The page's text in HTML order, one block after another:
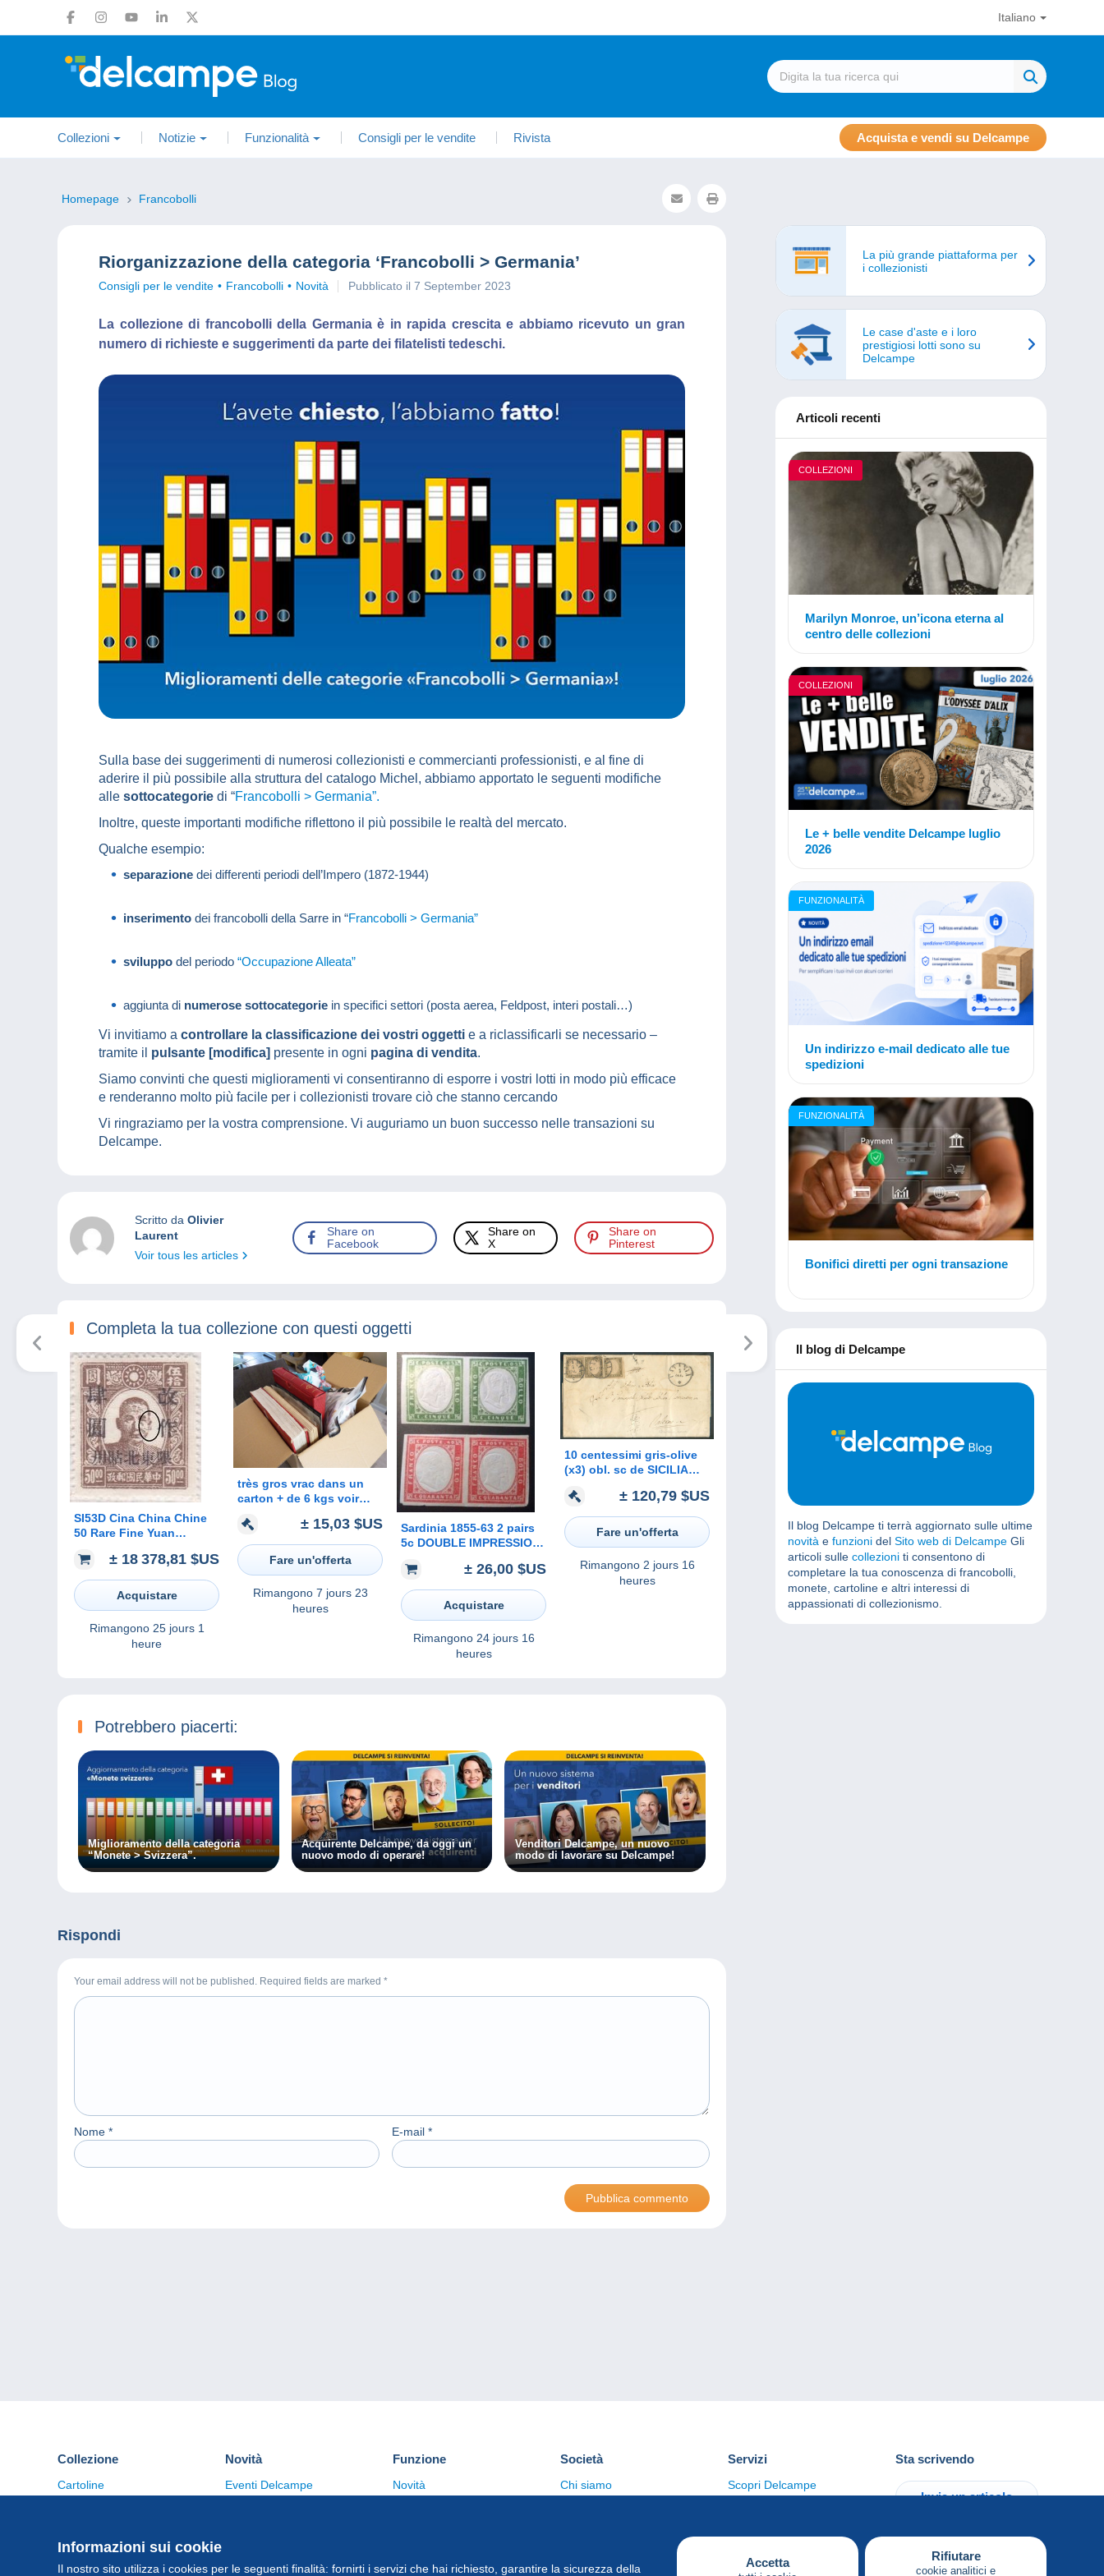
Italiano
Collezioni Notizie Funzionalità Consigli per le vendite Rivista Acquista e vendi su Delcampe
Homepage Francobolli
Riorganizzazione della categoria ‘Francobolli > Germania’
Consigli per le vendite Francobolli Novità Pubblicato il 7 September 2023
La collezione di francobolli della Germania è in rapida crescita e abbiamo ricevuto un gran
numero di richieste e suggerimenti da parte dei filatelisti tedeschi.
Sulla base dei suggerimenti di numerosi collezionisti e commercianti professionisti, e al fine di
aderire il più possibile alla struttura del catalogo Michel, abbiamo apportato le seguenti modifiche
alle sottocategorie di “Francobolli > Germania”.
Inoltre, queste importanti modifiche riflettono il più possibile le realtà del mercato.
Qualche esempio:
separazione dei differenti periodi dell’Impero (1872-1944)
inserimento dei francobolli della Sarre in “Francobolli > Germania”
sviluppo del periodo “Occupazione Alleata”
aggiunta di numerose sottocategorie in specifici settori (posta aerea, Feldpost, interi postali…)
Vi invitiamo a controllare la classificazione dei vostri oggetti e a riclassificarli se necessario –
tramite il pulsante [modifica] presente in ogni pagina di vendita.
Siamo convinti che questi miglioramenti vi consentiranno di esporre i vostri lotti in modo più efficace
e renderanno molto più facile per i collezionisti trovare ciò che stanno cercando
Vi ringraziamo per la vostra comprensione. Vi auguriamo un buon successo nelle transazioni su
Delcampe.
Scritto da Olivier
Laurent
Voir tous les articles
Share on
Facebook
Share on
X
Share on
Pinterest
Completa la tua collezione con questi oggetti
SI53D Cina China Chine
50 Rare Fine Yuan
NO gum± 18 378,81 $US
Acquistare
Rimangono 25 jours 1
heure
très gros vrac dans un
carton + de 6 kgs voir
± 15,03 $US
Fare un'offerta
Rimangono 7 jours 23
heures
Sardinia 1855-63 2 pairs
5c DOUBLE IMPRESSION
printing?(Sardegna
Sardaigne Italia Italy Italie
± 26,00 $US
Acquistare
Rimangono 24 jours 16
heures
10 centessimi gris-olive
(x3) obl. sc de SICILIA
1861 vers Palermo - 10083
± 120,79 $US
Fare un'offerta
Rimangono 2 jours 16
heures
Potrebbero piacerti:
Miglioramento della categoria
“Monete > Svizzera”.
Acquirente Delcampe, da oggi un
nuovo modo di operare!
Venditori Delcampe, un nuovo
modo di lavorare su Delcampe!
Rispondi
Your email address will not be published. Required fields are marked *
Nome * E-mail *
La più grande piattaforma per
i collezionisti
Le case d'aste e i loro
prestigiosi lotti sono su
Delcampe
Articoli recenti
COLLEZIONI
Marilyn Monroe, un’icona eterna al
centro delle collezioni
COLLEZIONI
Le + belle vendite Delcampe luglio
2026
FUNZIONALITÀ
Un indirizzo e-mail dedicato alle tue
spedizioni
FUNZIONALITÀ
Bonifici diretti per ogni transazione
Il blog di Delcampe
Il blog Delcampe ti terrà aggiornato sulle ultime
novità e funzioni del Sito web di Delcampe Gli
articoli sulle collezioni ti consentono di
completare la tua conoscenza di francobolli,
monete, cartoline e altri interessi di
appassionati di collezionismo.
Informazioni sui cookie
Il nostro sito utilizza i cookies per le seguenti finalità: fornirti i servizi che hai richiesto, garantire la sicurezza della Accetta Rifiutare
cookie analitici e
Collezione
Cartoline
Altre collezioni
Novità
Eventi Delcampe
Funzione
Novità
Società
Chi siamo
Servizi
Scopri Delcampe
Sta scrivendo
Invia un articolo